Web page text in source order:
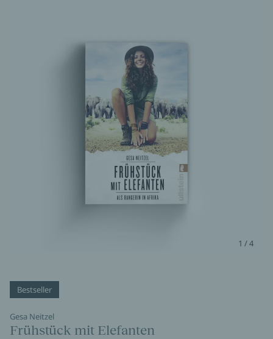
1 / 4
Bestseller
Gesa Neitzel
Frühstück mit Elefanten